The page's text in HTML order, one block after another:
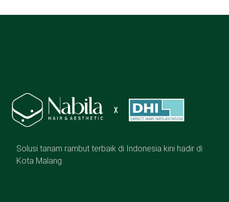
Solusi tanam rambut terbaik di Indonesia kini hadir di
Kota Malang